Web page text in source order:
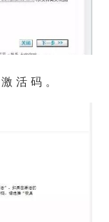
活 码 。